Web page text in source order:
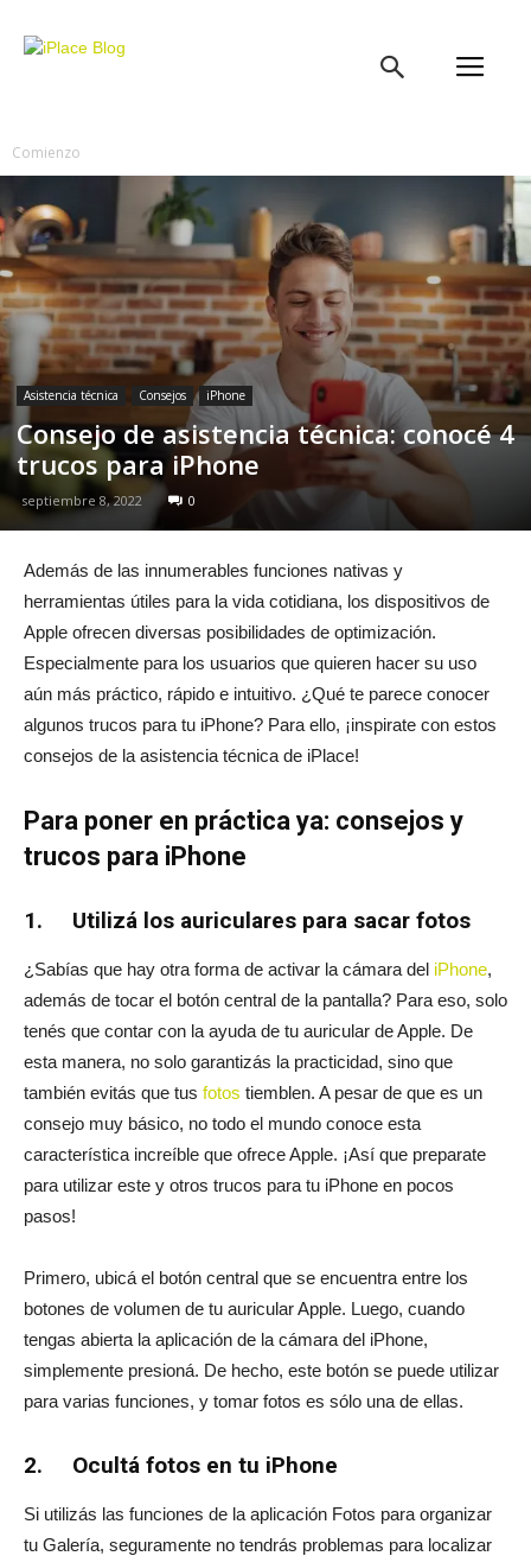
Comienzo
Asistencia técnica Consejos iPhone
Consejo de asistencia técnica: conocé 4
trucos para iPhone
septiembre 8, 2022 0
Además de las innumerables funciones nativas y
herramientas útiles para la vida cotidiana, los dispositivos de
Apple ofrecen diversas posibilidades de optimización.
Especialmente para los usuarios que quieren hacer su uso
aún más práctico, rápido e intuitivo. ¿Qué te parece conocer
algunos trucos para tu iPhone? Para ello, ¡inspirate con estos
consejos de la asistencia técnica de iPlace!
Para poner en práctica ya: consejos y
trucos para iPhone
1. Utilizá los auriculares para sacar fotos
¿Sabías que hay otra forma de activar la cámara del iPhone,
además de tocar el botón central de la pantalla? Para eso, solo
tenés que contar con la ayuda de tu auricular de Apple. De
esta manera, no solo garantizás la practicidad, sino que
también evitás que tus fotos tiemblen. A pesar de que es un
consejo muy básico, no todo el mundo conoce esta
característica increíble que ofrece Apple. ¡Así que preparate
para utilizar este y otros trucos para tu iPhone en pocos
pasos!
Primero, ubicá el botón central que se encuentra entre los
botones de volumen de tu auricular Apple. Luego, cuando
tengas abierta la aplicación de la cámara del iPhone,
simplemente presioná. De hecho, este botón se puede utilizar
para varias funciones, y tomar fotos es sólo una de ellas.
2. Ocultá fotos en tu iPhone
Si utilizás las funciones de la aplicación Fotos para organizar
tu Galería, seguramente no tendrás problemas para localizar